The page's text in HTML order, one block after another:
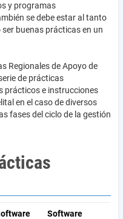
y programas
se debe estar al tanto
buenas prácticas en un
Regionales de Apoyo de
de prácticas
prácticos e instrucciones
en el caso de diversos
fases del ciclo de la gestión
Software